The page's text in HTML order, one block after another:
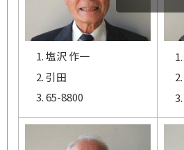
塩沢 作一
引田
65-8800